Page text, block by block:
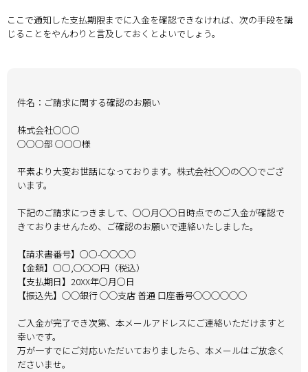
ここで通知した支払期限までに入金を確認できなければ、次の手段を講
じることをやんわりと言及しておくとよいでしょう。
件名：ご請求に関する確認のお願い
株式会社○○○
○○○部 ○○○様
平素より大変お世話になっております。株式会社○○の○○でござ
います。
下記のご請求につきまして、○○月○○日時点でのご入金が確認で
きておりませんため、ご確認のお願いで連絡いたしました。
【請求書番号】○○-○○○○
【金額】○○,○○○円（税込）
【支払期日】20XX年○月○日
【振込先】◯◯銀行 ◯◯支店 普通 口座番号◯◯◯◯◯◯
ご入金が完了でき次第、本メールアドレスにご連絡いただけますと
幸いです。
万が一すでにご対応いただいておりましたら、本メールはご放念く
ださいませ。